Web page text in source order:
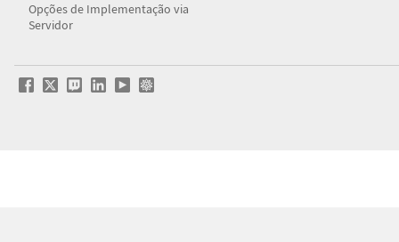
Opções de Implementação via
Servidor